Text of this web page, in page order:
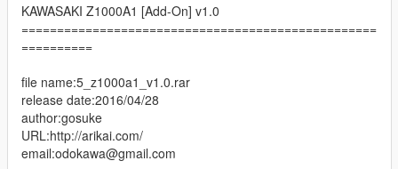
KAWASAKI Z1000A1 [Add-On] v1.0
==================================================
==========
file name:5_z1000a1_v1.0.rar
release date:2016/04/28
author:gosuke
URL:http://arikai.com/
email:odokawa@gmail.com